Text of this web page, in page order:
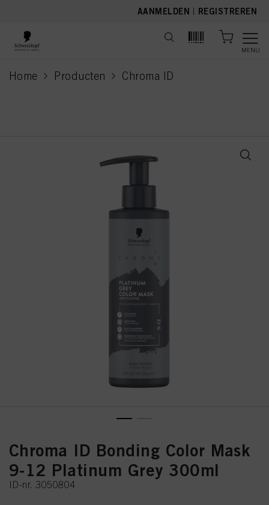
AANMELDEN | REGISTREREN
MENU
Home Producten Chroma ID
current page
Chroma ID Bonding Color Mask
9-12 Platinum Grey 300ml
ID-nr. 3050804